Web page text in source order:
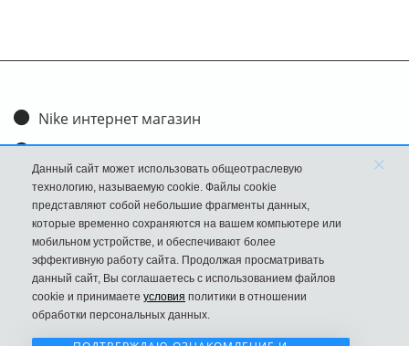
Nike интернет магазин
Доставка и оплата
Обмен и возврат
Размеры
FAQ
Новости
Политика Конфиденциальности
Данный сайт может использовать общеотраслевую
технологию, называемую cookie. Файлы cookie
представляют собой небольшие фрагменты данных,
которые временно сохраняются на вашем компьютере или
мобильном устройстве, и обеспечивают более
эффективную работу сайта. Продолжая просматривать
данный сайт, Вы соглашаетесь с использованием файлов
cookie и принимаете условия политики в отношении
обработки персональных данных.
×